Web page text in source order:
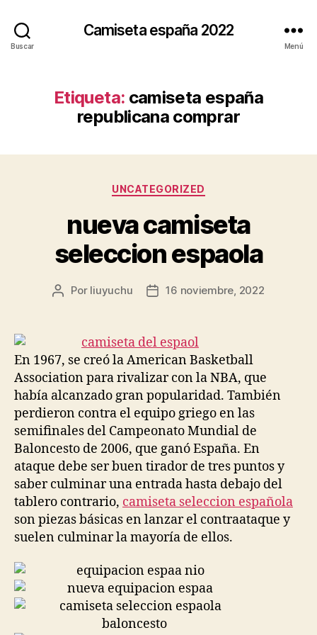
Buscar
Camiseta españa 2022
Menú
Etiqueta: camiseta españa
republicana comprar
Categorías
UNCATEGORIZED
nueva camiseta
seleccion espaola
Autor
entrada
Por liuyuchu
Fecha
entrada
16 noviembre, 2022
En 1967, se creó la American Basketball
Association para rivalizar con la NBA, que
había alcanzado gran popularidad. También
perdieron contra el equipo griego en las
semifinales del Campeonato Mundial de
Baloncesto de 2006, que ganó España. En
ataque debe ser buen tirador de tres puntos y
saber culminar una entrada hasta debajo del
tablero contrario, camiseta seleccion española
son piezas básicas en lanzar el contraataque y
suelen culminar la mayoría de ellos.